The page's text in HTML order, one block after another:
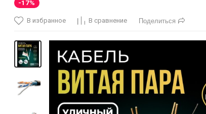
-17%
В избранное В сравнение Поделиться